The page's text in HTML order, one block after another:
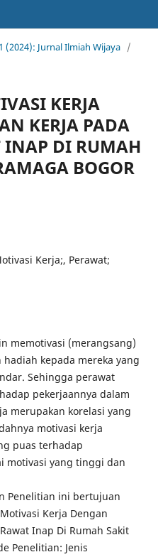
(2024): Jurnal Ilmiah Wijaya /
KERJA
KERJA PADA
INAP DI RUMAH
BOGOR
Kerja;, Perawat;
memotivasi (merangsang)
kepada mereka yang
Sehingga perawat
pekerjaannya dalam
merupakan korelasi yang
motivasi kerja
puas terhadap
motivasi yang tinggi dan
Penelitian ini bertujuan
Kerja Dengan
Inap Di Rumah Sakit
Penelitian: Jenis